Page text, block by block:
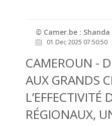
© Camer.be :
01 Dec 2025 07:50:50
CAMEROUN -
AUX GRANDS
L’EFFECTIVITÉ
RÉGIONAUX,